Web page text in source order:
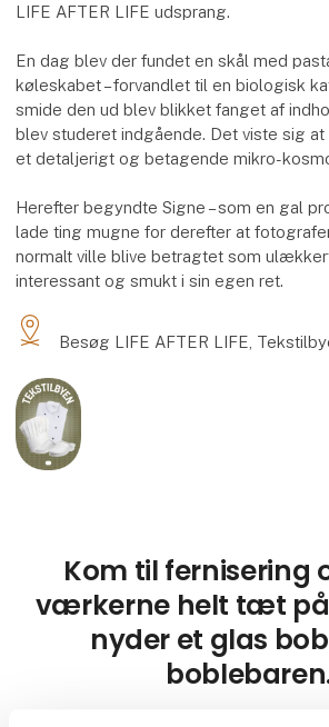
LIFE AFTER LIFE udsprang.
En dag blev der fundet en skål med
køleskabet – forvandlet til en biologisk
smide den ud blev blikket fanget af
blev studeret indgående. Det viste sig
et detaljerigt og betagende mikro-
Herefter begyndte Signe – som en gal
lade ting mugne for derefter at
normalt ville blive betragtet som
interessant og smukt i sin egen ret.
Besøg LIFE AFTER LIFE,
Kom til fernisering
værkerne helt tæt
nyder et glas